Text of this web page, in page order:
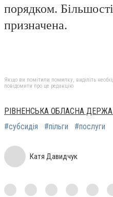
порядком.
призначена.
Якщо ви помітили помилку, виділіть
повідомити про це редакцію
РІВНЕНСЬКА ОБЛАСНА
#субсидія
#пільги #послуги
Катя Давидчук